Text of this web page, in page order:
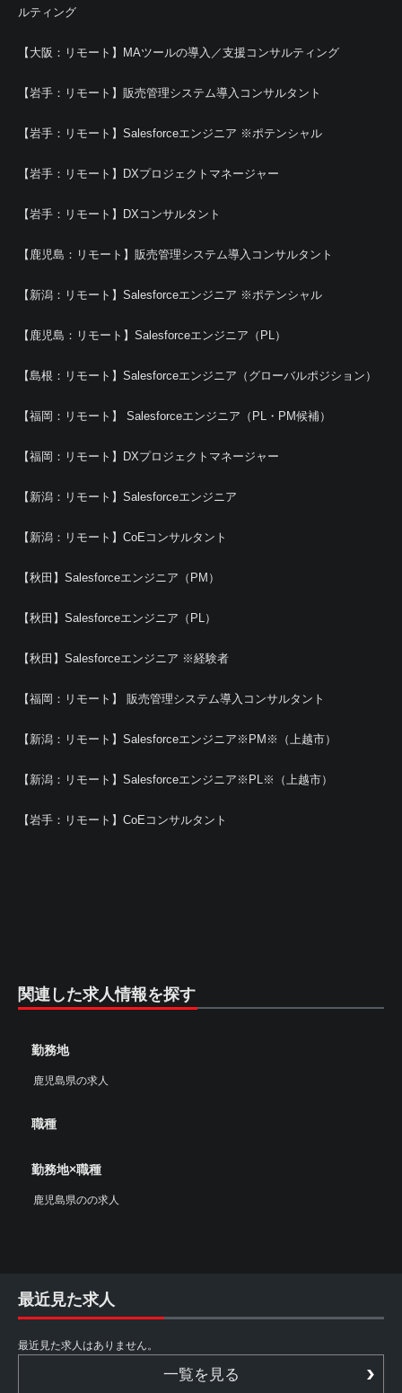
ルティング
【大阪：リモート】MAツールの導入／支援コンサルティング
【岩手：リモート】販売管理システム導入コンサルタント
【岩手：リモート】Salesforceエンジニア ※ポテンシャル
【岩手：リモート】DXプロジェクトマネージャー
【岩手：リモート】DXコンサルタント
【鹿児島：リモート】販売管理システム導入コンサルタント
【新潟：リモート】Salesforceエンジニア ※ポテンシャル
【鹿児島：リモート】Salesforceエンジニア（PL）
【島根：リモート】Salesforceエンジニア（グローバルポジション）
【福岡：リモート】 Salesforceエンジニア（PL・PM候補）
【福岡：リモート】DXプロジェクトマネージャー
【新潟：リモート】Salesforceエンジニア
【新潟：リモート】CoEコンサルタント
【秋田】Salesforceエンジニア（PM）
【秋田】Salesforceエンジニア（PL）
【秋田】Salesforceエンジニア ※経験者
【福岡：リモート】 販売管理システム導入コンサルタント
【新潟：リモート】Salesforceエンジニア※PM※（上越市）
【新潟：リモート】Salesforceエンジニア※PL※（上越市）
【岩手：リモート】CoEコンサルタント
関連した求人情報を探す
勤務地
鹿児島県の求人
職種
勤務地×職種
鹿児島県のの求人
最近見た求人
最近見た求人はありません。
一覧を見る